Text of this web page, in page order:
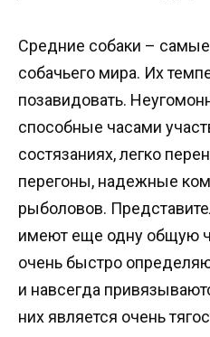
Средние собаки –
собачьего мира. Их
позавидовать.
способные часами
состязаниях, легко
перегоны, надежные
рыболовов.
имеют еще одну общую
очень быстро
и навсегда
них является очень